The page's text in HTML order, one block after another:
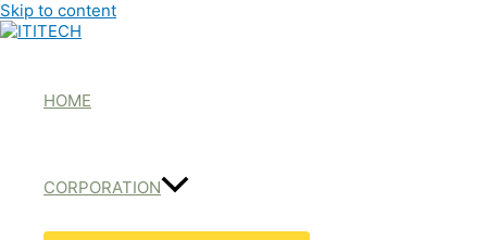
Skip to content
HOME
CORPORATION